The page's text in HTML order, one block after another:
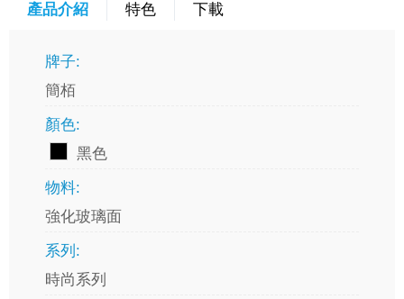
產品介紹 特色 下載
牌子:
簡栢
顏色:
黑色
物料:
強化玻璃面
系列:
時尚系列